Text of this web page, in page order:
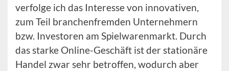
verfolge ich das Interesse von innovativen,
zum Teil branchenfremden Unternehmern
bzw. Investoren am Spielwarenmarkt. Durch
das starke Online-Geschäft ist der stationäre
Handel zwar sehr betroffen, wodurch aber